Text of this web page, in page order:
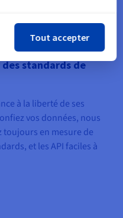
en ligne.
standards de
à la liberté de ses
vos données, nous
toujours en mesure de
etlesAPI faciles à
Tout accepter